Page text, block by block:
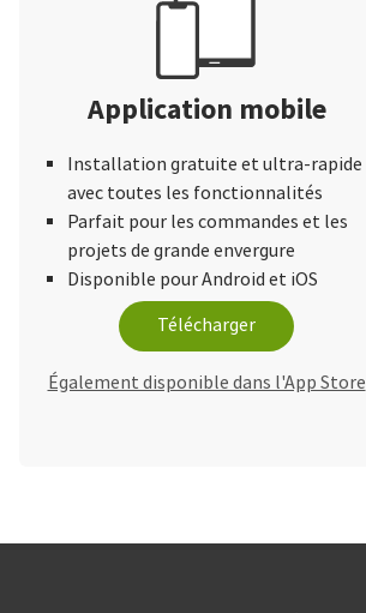
Application mobile
Installation gratuite et ultra-rapide
avec toutes les fonctionnalités
Parfait pour les commandes et les
projets de grande envergure
Disponible pour Android et iOS
Télécharger
Également disponible dans l'App Store